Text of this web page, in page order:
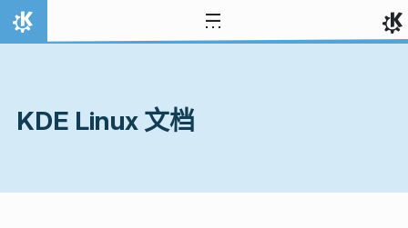
跳至内容
首页
KDE Linux 文档